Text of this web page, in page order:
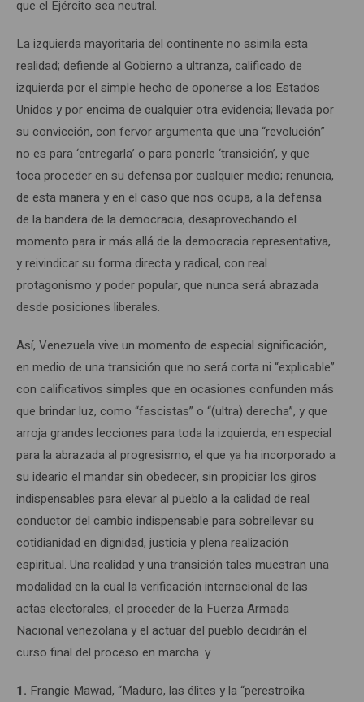
que el Ejército sea neutral.
La izquierda mayoritaria del continente no asimila esta
realidad; defiende al Gobierno a ultranza, calificado de
izquierda por el simple hecho de oponerse a los Estados
Unidos y por encima de cualquier otra evidencia; llevada por
su convicción, con fervor argumenta que una “revolución”
no es para ‘entregarla’ o para ponerle ‘transición’, y que
toca proceder en su defensa por cualquier medio; renuncia,
de esta manera y en el caso que nos ocupa, a la defensa
de la bandera de la democracia, desaprovechando el
momento para ir más allá de la democracia representativa,
y reivindicar su forma directa y radical, con real
protagonismo y poder popular, que nunca será abrazada
desde posiciones liberales.
Así, Venezuela vive un momento de especial significación,
en medio de una transición que no será corta ni “explicable”
con calificativos simples que en ocasiones confunden más
que brindar luz, como “fascistas” o “(ultra) derecha”, y que
arroja grandes lecciones para toda la izquierda, en especial
para la abrazada al progresismo, el que ya ha incorporado a
su ideario el mandar sin obedecer, sin propiciar los giros
indispensables para elevar al pueblo a la calidad de real
conductor del cambio indispensable para sobrellevar su
cotidianidad en dignidad, justicia y plena realización
espiritual. Una realidad y una transición tales muestran una
modalidad en la cual la verificación internacional de las
actas electorales, el proceder de la Fuerza Armada
Nacional venezolana y el actuar del pueblo decidirán el
curso final del proceso en marcha. γ
1. Frangie Mawad, “Maduro, las élites y la “perestroika